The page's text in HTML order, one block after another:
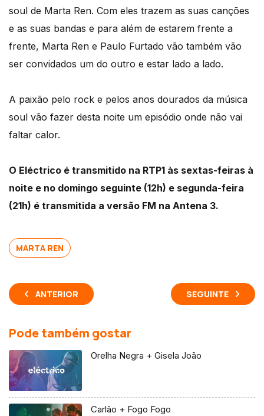
soul de Marta Ren. Com eles trazem as suas canções
e as suas bandas e para além de estarem frente a
frente, Marta Ren e Paulo Furtado vão também vão
ser convidados um do outro e estar lado a lado.
A paixão pelo rock e pelos anos dourados da música
soul vão fazer desta noite um episódio onde não vai
faltar calor.
O Eléctrico é transmitido na RTP1 às sextas-feiras à
noite e no domingo seguinte (12h) e segunda-feira
(21h) é transmitida a versão FM na Antena 3.
MARTA REN
ANTERIOR SEGUINTE
Pode também gostar
Orelha Negra + Gisela João
Carlão + Fogo Fogo